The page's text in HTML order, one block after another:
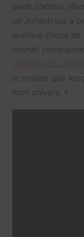
parle d’amour,
un Johann qui a
quelque chose
devrait
je voulais que
mon univers. »